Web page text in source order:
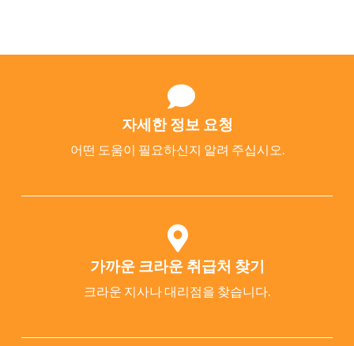
자세한 정보 요청
어떤 도움이 필요하신지 알려 주십시오.
가까운 크라운 취급처 찾기
크라운 지사나 대리점을 찾습니다.